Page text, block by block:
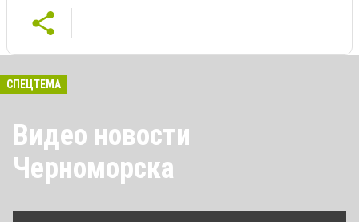
СПЕЦТЕМА
Видео новости
Черноморска